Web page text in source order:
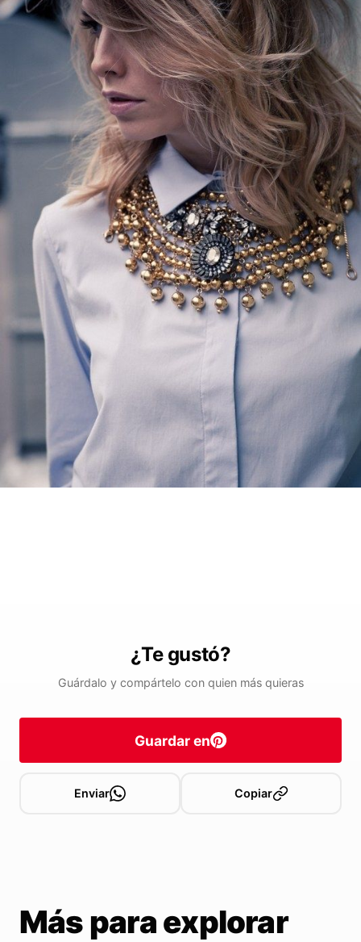
¿Te gustó?
Guárdalo y compártelo con quien más quieras
Guardar en
Enviar Copiar
Más para explorar